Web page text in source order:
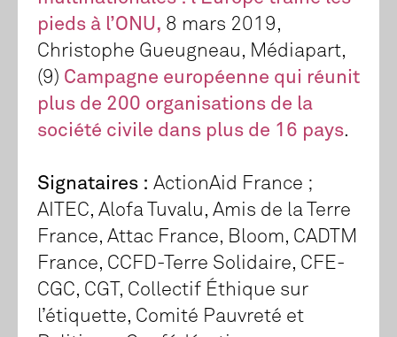
pieds à l’ONU, 8 mars 2019,
Christophe Gueugneau, Médiapart,
(9) Campagne européenne qui réunit
plus de 200 organisations de la
société civile dans plus de 16 pays.
Signataires : ActionAid France ;
AITEC, Alofa Tuvalu, Amis de la Terre
France, Attac France, Bloom, CADTM
France, CCFD-Terre Solidaire, CFE-
CGC, CGT, Collectif Éthique sur
l’étiquette, Comité Pauvreté et